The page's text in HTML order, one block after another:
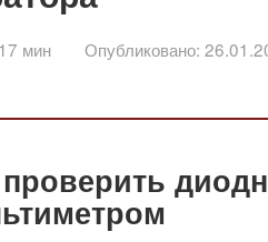
17 мин Опубликовано: